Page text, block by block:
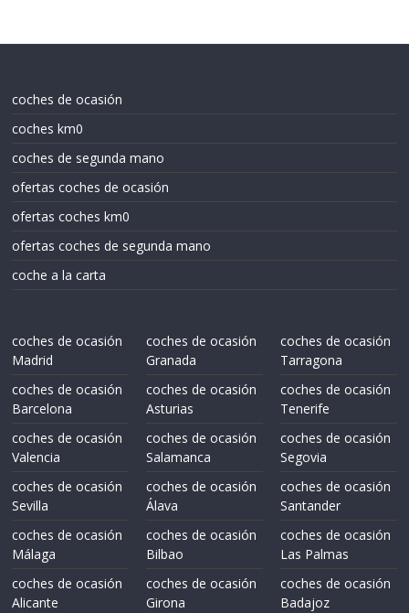
coches de ocasión
coches km0
coches de segunda mano
ofertas coches de ocasión
ofertas coches km0
ofertas coches de segunda mano
coche a la carta
coches de ocasión
Madrid
coches de ocasión
Barcelona
coches de ocasión
Valencia
coches de ocasión
Sevilla
coches de ocasión
Málaga
coches de ocasión
Alicante
coches de ocasión
Granada
coches de ocasión
Asturias
coches de ocasión
Salamanca
coches de ocasión
Álava
coches de ocasión
Bilbao
coches de ocasión
Girona
coches de ocasión
Tarragona
coches de ocasión
Tenerife
coches de ocasión
Segovia
coches de ocasión
Santander
coches de ocasión
Las Palmas
coches de ocasión
Badajoz